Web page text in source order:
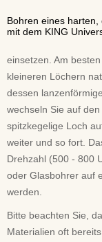
Bohren eines
mit dem KING
einsetzen. Am
kleineren Löchern
dessen
wechseln Sie auf
spitzkegelige Loch
weiter und so fort.
Drehzahl (500 - 800
oder Glasbohrer auf
werden.
Bitte beachten Sie,
Materialien oft